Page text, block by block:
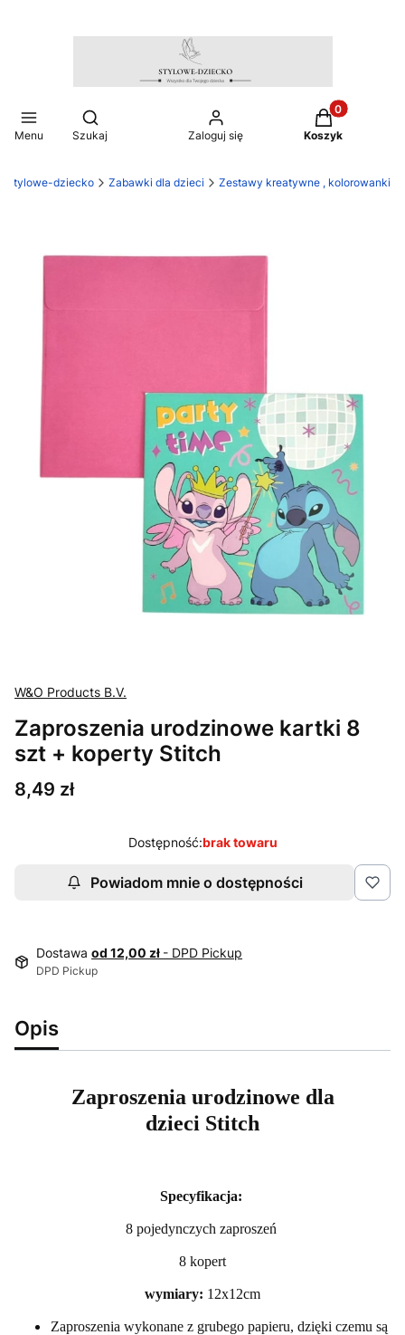
Menu
Otwórz wyszukiwarkę
Szukaj Zaloguj się
Produkty w
Koszyk
stylowe-dziecko Zabawki dla dzieci Zestawy kreatywne , kolorowanki
W&O Products B.V.
Zaproszenia urodzinowe kartki 8
szt + koperty Stitch
Cena
8,49 zł
Dostępność:brak towaru
Powiadom mnie o dostępności
Dostawa od 12,00 zł - DPD Pickup
DPD Pickup
Opis
Zaproszenia urodzinowe dla
dzieci Stitch
Specyfikacja:
8 pojedynczych zaproszeń
8 kopert
wymiary: 12x12cm
Zaproszenia wykonane z grubego papieru, dzięki czemu są